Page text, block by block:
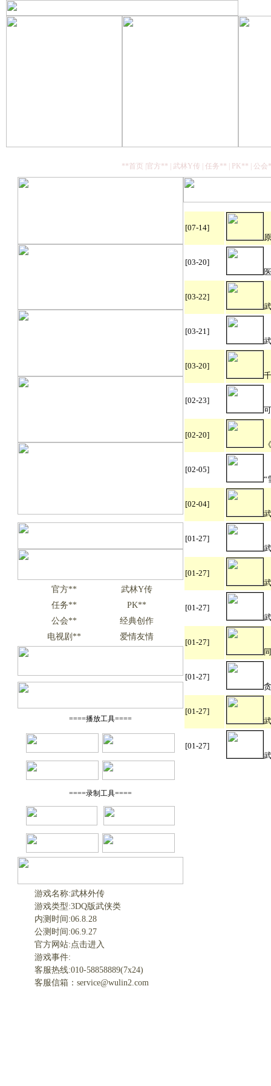
**首页 官方** 武林Y传 任务** PK** 公会
官方**
武林Y传
任务**
PK**
公会**
经典创作
电视剧**
爱情友情
====播放工具====
====录制工具====
游戏名称:武林外传
游戏类型:3DQ版武侠类
内测时间:06.8.28
公测时间:06.9.27
官方网站:点击进入
游戏事件:
客服热线:010-58858889(7x24)
客服信箱： service@wulin2.com
[07-14]
[03-20]
[03-22]
[03-21]
[03-20]
[02-23]
[02-20]
[02-05]
“
[02-04]
[01-27]
[01-27]
[01-27]
[01-27]
[01-27]
[01-27]
[01-27]